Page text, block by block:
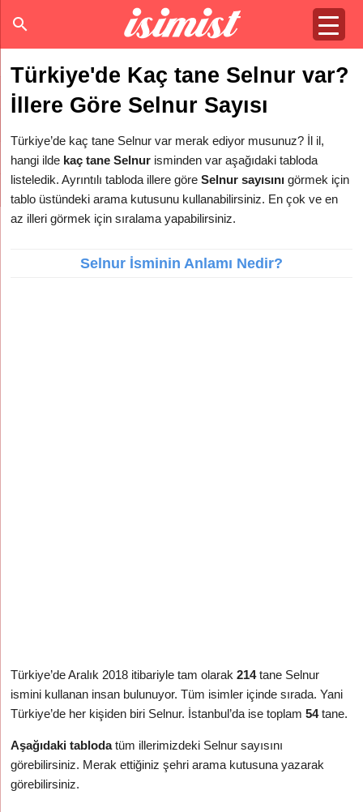
Türkiye'de Kaç tane Selnur var?
İllere Göre Selnur Sayısı
Türkiye’de kaç tane Selnur var merak ediyor musunuz? İl il,
hangi ilde kaç tane Selnur isminden var aşağıdaki tabloda
listeledik. Ayrıntılı tabloda illere göreSelnur sayısını görmek için
tablo üstündeki arama kutusunu kullanabilirsiniz. En çok ve en
az illeri görmek için sıralama yapabilirsiniz.
Selnur İsminin Anlamı Nedir?
Türkiye’de Aralık 2018 itibariyle tam olarak214tane Selnur
ismini kullanan insan bulunuyor. Tüm isimler içindesırada. Yani
Türkiye’de her kişiden biri Selnur. İstanbul’da ise toplam54tane.
Aşağıdaki tablodatüm illerimizdeki Selnur sayısını
görebilirsiniz. Merak ettiğiniz şehri arama kutusuna yazarak
görebilirsiniz.